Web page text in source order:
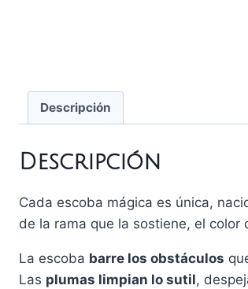
Descripción
Descripción
Cada escoba mágica es única,
de la rama que la sostiene, el
La escoba barre los obstáculos
Las plumas limpian lo sutil,